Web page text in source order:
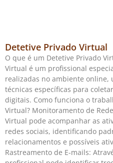
Detetive Privado Virtual
O que é um Detetive Privado
Virtual é um profissional
realizadas no ambiente
técnicas específicas para
digitais. Como funciona o
Virtual? Monitoramento de
Virtual pode acompanhar as
redes sociais, identificando
relacionamentos e possíveis
Rastreamento de E-mails: